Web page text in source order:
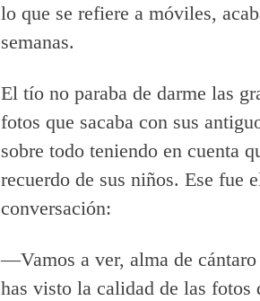
lo que se refiere a móviles,
semanas.
El tío no paraba de darme las
fotos que sacaba con sus
sobre todo teniendo en cuenta
recuerdo de sus niños. Ese fue
conversación:
—Vamos a ver, alma de
has visto la calidad de las fotos